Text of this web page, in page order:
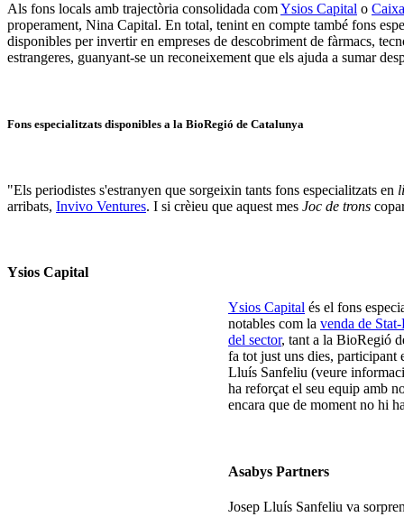
Als fons locals amb trajectòria consolidada comYsios Capital o
properament, Nina Capital. En total, tenint en compte també fons
disponibles per invertir en empreses de descobriment de fàrmacs,
estrangeres, guanyant-se un reconeixement que els ajuda a sumar
Fons especialitzats disponibles a la BioRegió de Catalunya
"Els periodistes s'estranyen que sorgeixin tants fons especialitzats en
arribats, Invivo Ventures. I si crèieu que aquest mes Joc de trons
Ysios Capital
Ysios Capital és el fons
notables com la venda de
del sector, tant a la BioRegió
fa tot just uns dies, participant
Lluís Sanfeliu (veure
ha reforçat el seu equip amb
encara que de moment no hi
Asabys Partners
Josep Lluís Sanfeliu va